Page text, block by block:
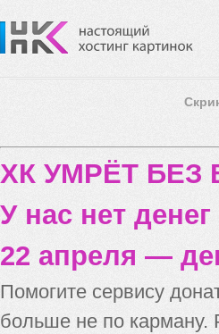
ХК УМРЁТ
У нас нет
22 апреля —
Помогите сервису
больше не по карману.